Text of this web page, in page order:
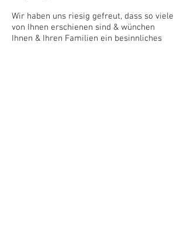
Wir haben uns riesig gefreut, dass so viele
von Ihnen erschienen sind & wünchen
Ihnen & Ihren Familien ein besinnliches